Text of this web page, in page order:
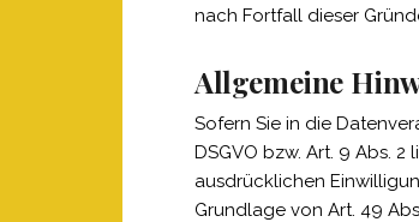
nach Fortfall dieser
Allgemeine
Sofern Sie in die
DSGVO bzw. Art. 9 Abs.
ausdrücklichen
Grundlage von Art. 49